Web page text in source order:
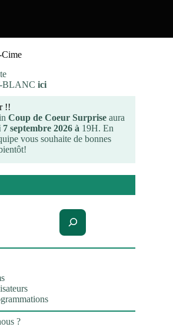
Cime
BLANC ici
!!
Coup de Coeur Surprise aura
septembre 2026 à 19H. En
vous souhaite de bonnes
?